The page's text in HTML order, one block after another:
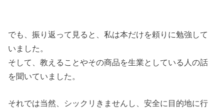
でも、振り返って見ると、私は本だけを頼りに勉強して
いました。
そして、教えることやその商品を生業としている人の話
を聞いていました。
それでは当然、シックリきませんし、安全に目的地に行